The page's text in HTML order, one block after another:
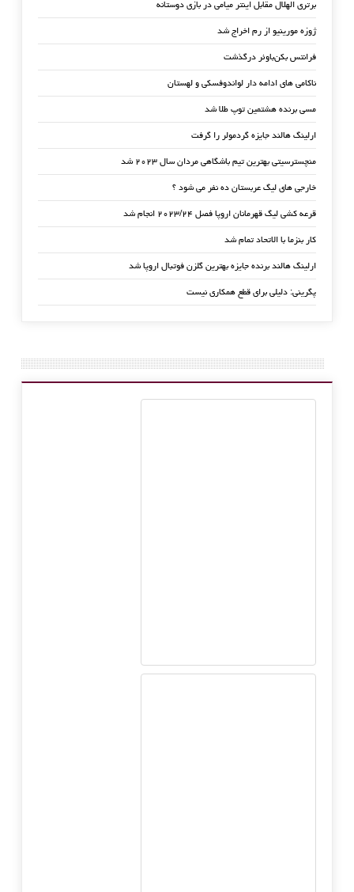
برتری الهلال مقابل اینتر میامی در بازی دوستانه
ژوزه مورینیو از رم اخراج شد
فرانتس بکن‌باوئر درگذشت
ناکامی های ادامه دار لواندوفسکی و لهستان
مسی برنده هشتمین توپ طلا شد
ارلینگ هالند جایزه گردمولر را گرفت
منچسترسیتی بهترین تیم باشگاهی مردان سال ۲۰۲۳ شد
خارجی های لیگ عربستان ده نفر می شود ؟
قرعه کشی لیگ قهرمانان اروپا فصل ۲۰۲۳/۲۴ انجام شد
کار بنزما با الاتحاد تمام شد
ارلینگ هالند برنده جایزه بهترین گلزن فوتبال اروپا شد
پگرینی: دلیلی برای قطع همکاری نیست